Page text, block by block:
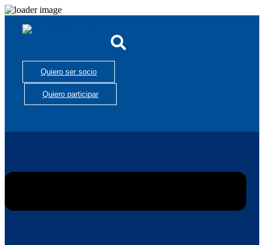
Quiero ser socio
Quiero participar